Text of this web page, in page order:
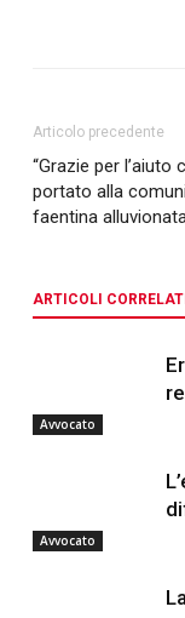
Articolo precedente
“Grazie per l’aiuto
portato alla
faentina
ARTICOLI CORRELATI
Avvocato
Avvocato